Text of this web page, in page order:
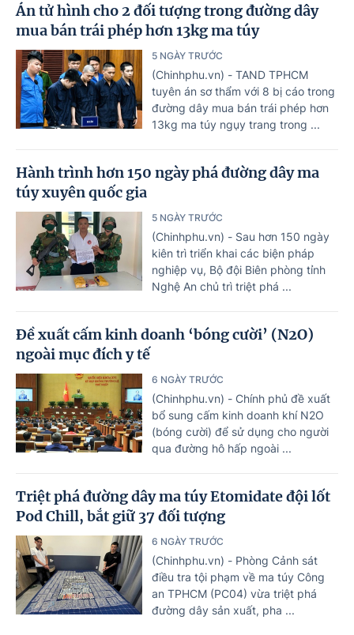
Án tử hình cho 2 đối tượng trong đường dây
mua bán trái phép hơn 13kg ma túy
5 NGÀY TRƯỚC
(Chinhphu.vn) - TAND TPHCM
tuyên án sơ thẩm với 8 bị cáo trong
đường dây mua bán trái phép hơn
13kg ma túy ngụy trang trong ...
Hành trình hơn 150 ngày phá đường dây ma
túy xuyên quốc gia
5 NGÀY TRƯỚC
(Chinhphu.vn) - Sau hơn 150 ngày
kiên trì triển khai các biện pháp
nghiệp vụ, Bộ đội Biên phòng tỉnh
Nghệ An chủ trì triệt phá ...
Đề xuất cấm kinh doanh ‘bóng cười’ (N2O)
ngoài mục đích y tế
6 NGÀY TRƯỚC
(Chinhphu.vn) - Chính phủ đề xuất
bổ sung cấm kinh doanh khí N2O
(bóng cười) để sử dụng cho người
qua đường hô hấp ngoài ...
Triệt phá đường dây ma túy Etomidate đội lốt
Pod Chill, bắt giữ 37 đối tượng
6 NGÀY TRƯỚC
(Chinhphu.vn) - Phòng Cảnh sát
điều tra tội phạm về ma túy Công
an TPHCM (PC04) vừa triệt phá
đường dây sản xuất, pha ...